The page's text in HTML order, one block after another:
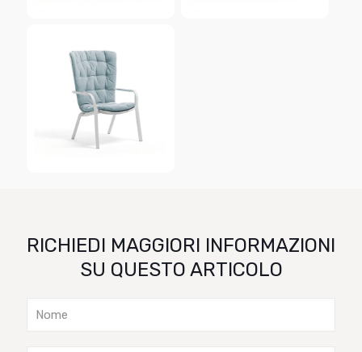
RICHIEDI MAGGIORI INFORMAZIONI
SU QUESTO ARTICOLO